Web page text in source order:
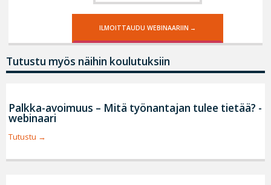
ILMOITTAUDU WEBINAARIIN
Tutustu myös näihin koulutuksiin
Palkka-avoimuus – Mitä työnantajan tulee tietää? -
webinaari
Tutustu